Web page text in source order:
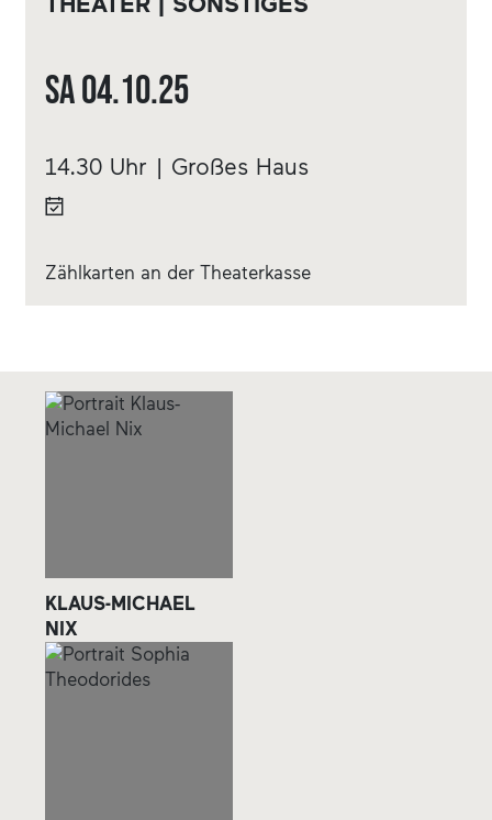
Sa04.10.25
14.30 Uhr | Großes Haus
Zählkarten an der Theaterkasse
KLAUS-MICHAEL
NIX